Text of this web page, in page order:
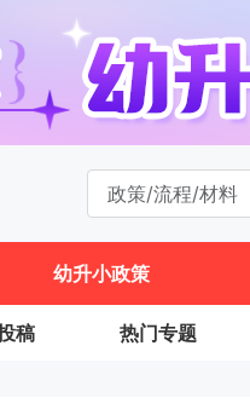
幼升小政策
稿 热门专题